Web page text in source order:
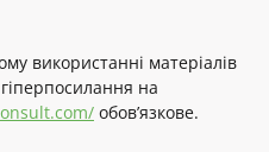
використанні матеріалів
на
обов’язкове.